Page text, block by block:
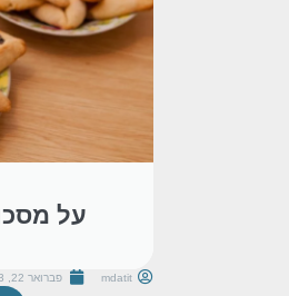
על
mdatit פברואר 22, 2023